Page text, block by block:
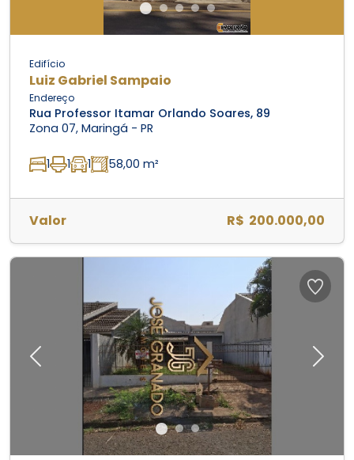
Edifício
Luiz Gabriel Sampaio
Endereço
Rua Professor Itamar Orlando Soares, 89
Zona 07, Maringá - PR
1 1 1 58,00 m²
Valor R$ 200.000,00
Previous Next